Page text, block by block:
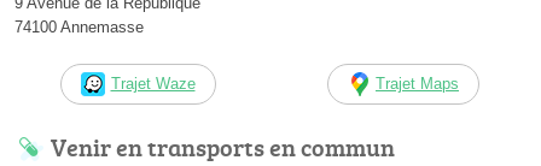
74100 Annemasse
Trajet Waze Trajet Maps
Venir en transports en commun